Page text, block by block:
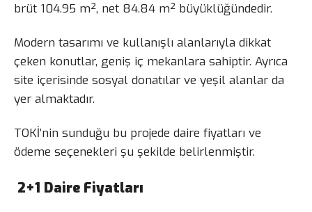
brüt 104.95 m², net 84.84 m² büyüklüğündedir.
Modern tasarımı ve kullanışlı alanlarıyla dikkat
çeken konutlar, geniş iç mekanlara sahiptir. Ayrıca
site içerisinde sosyal donatılar ve yeşil alanlar da
yer almaktadır.
TOKİ’nin sunduğu bu projede daire fiyatları ve
ödeme seçenekleri şu şekilde belirlenmiştir.
2+1 Daire Fiyatları